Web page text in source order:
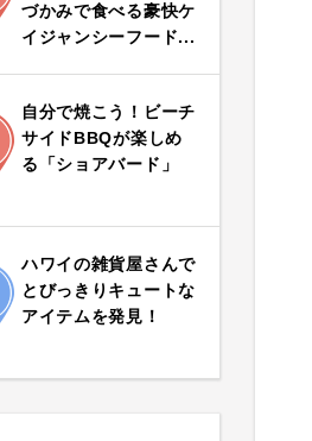
づかみで食べる豪快ケ
イジャンシーフード...
FOOD
自分で焼こう！ビーチ
サイドBBQが楽しめ
る「ショアバード」
LIFE
ハワイの雑貨屋さんで
とびっきりキュートな
アイテムを発見！